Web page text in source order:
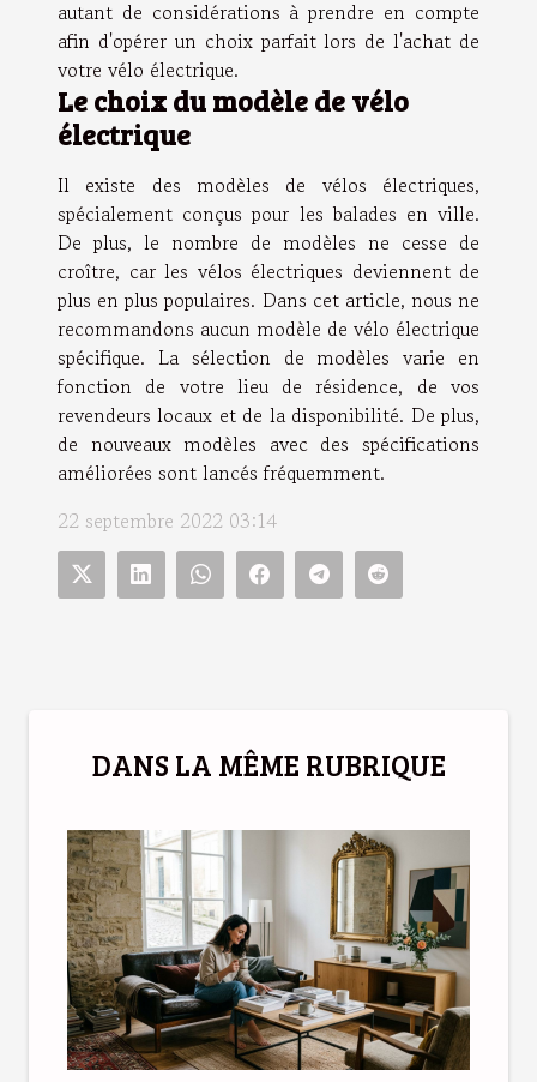
autant de considérations à prendre en compte
afin d'opérer un choix parfait lors de l'achat de
votre vélo électrique.
Le choix du modèle de vélo
électrique
Il existe des modèles de vélos électriques,
spécialement conçus pour les balades en ville.
De plus, le nombre de modèles ne cesse de
croître, car les vélos électriques deviennent de
plus en plus populaires. Dans cet article, nous ne
recommandons aucun modèle de vélo électrique
spécifique. La sélection de modèles varie en
fonction de votre lieu de résidence, de vos
revendeurs locaux et de la disponibilité. De plus,
de nouveaux modèles avec des spécifications
améliorées sont lancés fréquemment.
22 septembre 2022 03:14
DANS LA MÊME RUBRIQUE